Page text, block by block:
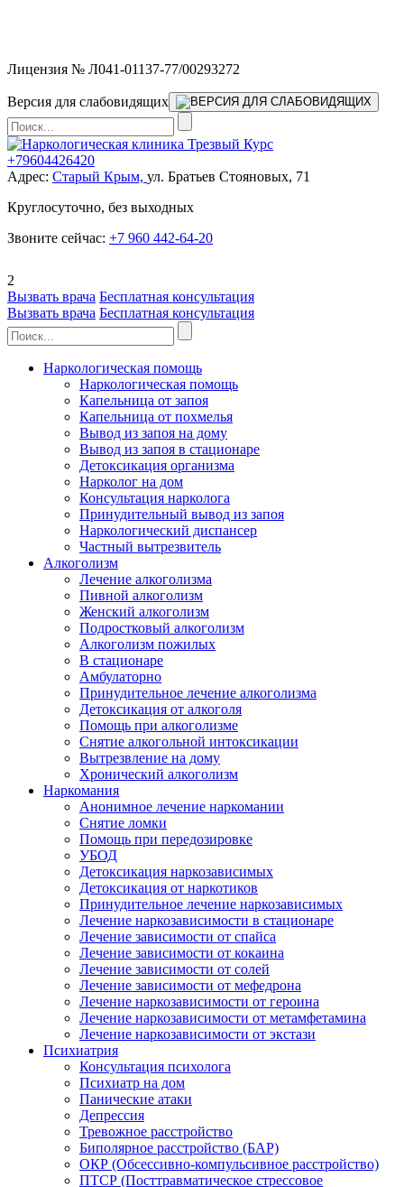
Лицензия № Л041-01137-77/00293272
Версия для слабовидящих
+79604426420
Адрес: Старый Крым, ул. Братьев Стояновых, 71
Круглосуточно, без выходных
Звоните сейчас: +7 960 442-64-20
2
Вызвать врача Бесплатная консультация
Вызвать врача Бесплатная консультация
Наркологическая помощь
Наркологическая помощь
Капельница от запоя
Капельница от похмелья
Вывод из запоя на дому
Вывод из запоя в стационаре
Детоксикация организма
Нарколог на дом
Консультация нарколога
Принудительный вывод из запоя
Наркологический диспансер
Частный вытрезвитель
Алкоголизм
Лечение алкоголизма
Пивной алкоголизм
Женский алкоголизм
Подростковый алкоголизм
Алкоголизм пожилых
В стационаре
Амбулаторно
Принудительное лечение алкоголизма
Детоксикация от алкоголя
Помощь при алкоголизме
Снятие алкогольной интоксикации
Вытрезвление на дому
Хронический алкоголизм
Наркомания
Анонимное лечение наркомании
Снятие ломки
Помощь при передозировке
УБОД
Детоксикация наркозависимых
Детоксикация от наркотиков
Принудительное лечение наркозависимых
Лечение наркозависимости в стационаре
Лечение зависимости от спайса
Лечение зависимости от кокаина
Лечение зависимости от солей
Лечение зависимости от мефедрона
Лечение наркозависимости от героина
Лечение наркозависимости от метамфетамина
Лечение наркозависимости от экстази
Психиатрия
Консультация психолога
Психиатр на дом
Панические атаки
Депрессия
Тревожное расстройство
Биполярное расстройство (БАР)
ОКР (Обсессивно-компульсивное расстройство)
ПТСР (Посттравматическое стрессовое